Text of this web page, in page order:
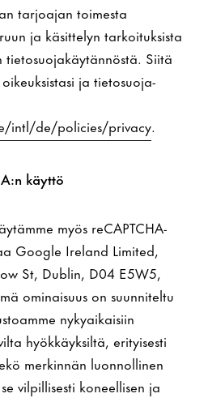
tarjoajan toimesta
ja käsittelyn tarkoituksista
tietosuojakäytännöstä. Siitä
ja tietosuoja-
intl/de/policies/privacy.
käyttö
myös reCAPTCHA-
Google Ireland Limited,
St, Dublin, D04 E5W5,
ominaisuus on suunniteltu
nykyaikaisiin
hyökkäyksiltä, erityisesti
merkinnän luonnollinen
vilpillisesti koneellisen ja